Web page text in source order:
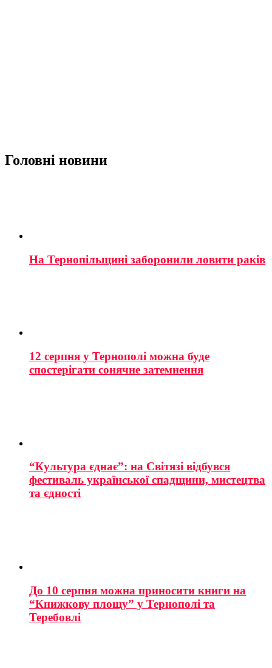
Головні новини
На Тернопільщині заборонили ловити раків
12 серпня у Тернополі можна буде
спостерігати сонячне затемнення
“Культура єднає”: на Світязі відбувся
фестиваль української спадщини, мистецтва
та єдності
До 10 серпня можна приносити книги на
“Книжкову площу” у Тернополі та
Теребовлі